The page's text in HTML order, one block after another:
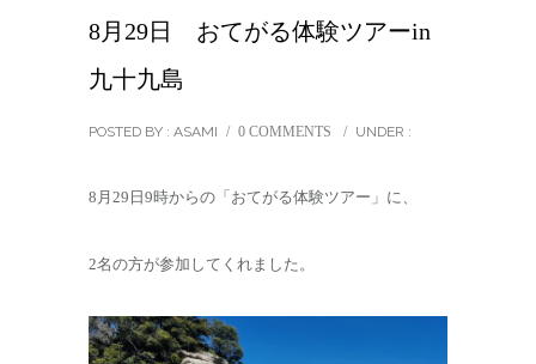
8月29日 おてがる体験ツアーin
九十九島
POSTED BY : ASAMI / 0 COMMENTS / UNDER :
8月29日9時からの「おてがる体験ツアー」に、
2名の方が参加してくれました。